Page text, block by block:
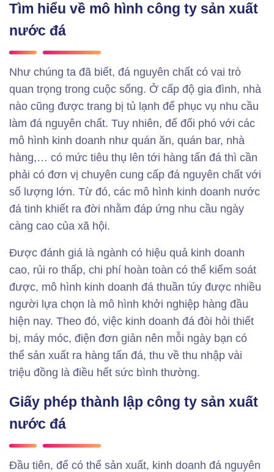
Tìm hiểu về mô hình công ty sản xuất
nước đá
Như chúng ta đã biết, đá nguyên chất có vai trò
quan trọng trong cuộc sống. Ở cấp độ gia đình, nhà
nào cũng được trang bị tủ lạnh để phục vụ nhu cầu
làm đá nguyên chất. Tuy nhiên, để đối phó với các
mô hình kinh doanh như quán ăn, quán bar, nhà
hàng,… có mức tiêu thụ lên tới hàng tấn đá thì cần
phải có đơn vị chuyên cung cấp đá nguyên chất với
số lượng lớn. Từ đó, các mô hình kinh doanh nước
đá tinh khiết ra đời nhằm đáp ứng nhu cầu ngày
càng cao của xã hội.
Được đánh giá là ngành có hiệu quả kinh doanh
cao, rủi ro thấp, chi phí hoàn toàn có thể kiểm soát
được, mô hình kinh doanh đá thuần túy được nhiều
người lựa chọn là mô hình khởi nghiệp hàng đầu
hiện nay. Theo đó, việc kinh doanh đá đòi hỏi thiết
bị, máy móc, điện đơn giản nên mỗi ngày bạn có
thể sản xuất ra hàng tấn đá, thu về thu nhập vài
triệu đồng là điều hết sức bình thường.
Giấy phép thành lập công ty sản xuất
nước đá
Đầu tiên, để có thể sản xuất, kinh doanh đá nguyên